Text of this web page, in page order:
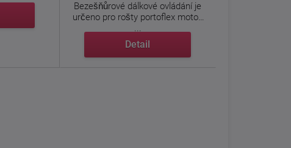
Bezešňůrové dálkové ovládání je
určeno pro rošty portoflex motor,
...
Detail